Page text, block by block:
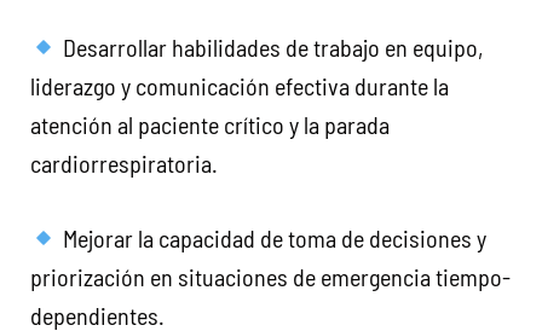
Desarrollar habilidades de trabajo en equipo,
liderazgo y comunicación efectiva durante la
atención al paciente crítico y la parada
cardiorrespiratoria.
Mejorar la capacidad de toma de decisiones y
priorización en situaciones de emergencia tiempo-
dependientes.